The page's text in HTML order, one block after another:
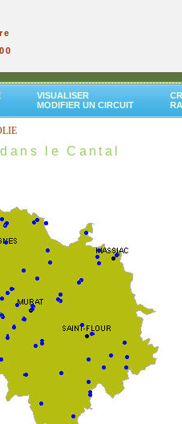
VISUALISER
MODIFIER UN CIRCUIT
le Cantal